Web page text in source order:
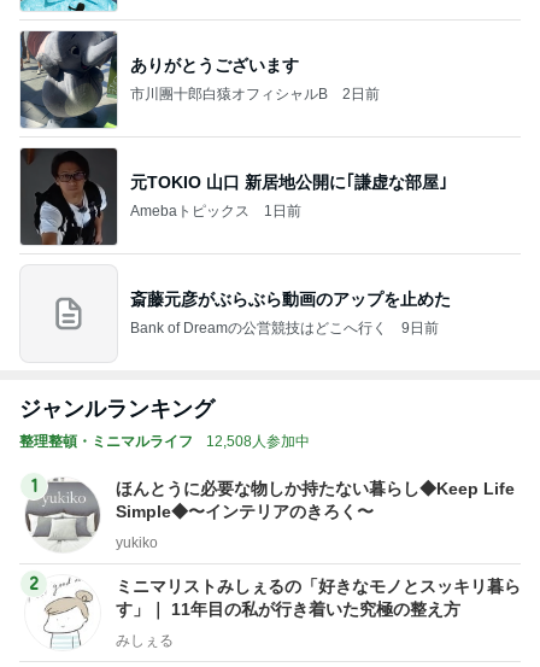
ありがとうございます
市川團十郎白猿オフィシャルB 2日前
元TOKIO 山口 新居地公開に｢謙虚な部屋｣
Amebaトピックス 1日前
斎藤元彦がぶらぶら動画のアップを止めた
Bank of Dreamの公営競技はどこへ行く 9日前
ジャンルランキング
整理整頓・ミニマルライフ 12,508人参加中
1
ほんとうに必要な物しか持たない暮らし◆Keep Life
Simple◆〜インテリアのきろく〜
yukiko
2
ミニマリストみしぇるの「好きなモノとスッキリ暮ら
す」｜ 11年目の私が行き着いた究極の整え方
みしぇる